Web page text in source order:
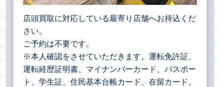
店頭買取に対応している最寄り店舗へお持込くだ
さい。
ご予約は不要です。
※本人確認をさせていただきます。運転免許証、
運転経歴証明書、マイナンバーカード、パスポー
ト、学生証、住民基本台帳カード、在留カード、